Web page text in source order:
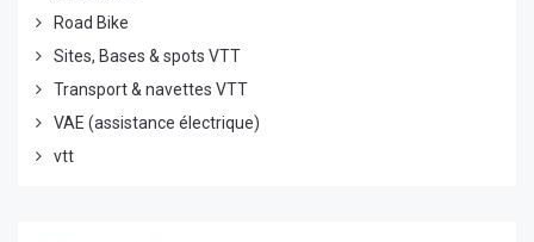
Road Bike
Sites, Bases & spots VTT
Transport & navettes VTT
VAE (assistance électrique)
vtt